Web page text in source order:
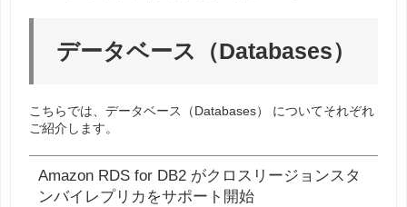
データベース（Databases）
こちらでは、 データベース（Databases）
についてそれぞれ
ご紹介します。
Amazon RDS for DB2 がクロスリージョンスタ
ンバイレプリカをサポート開始